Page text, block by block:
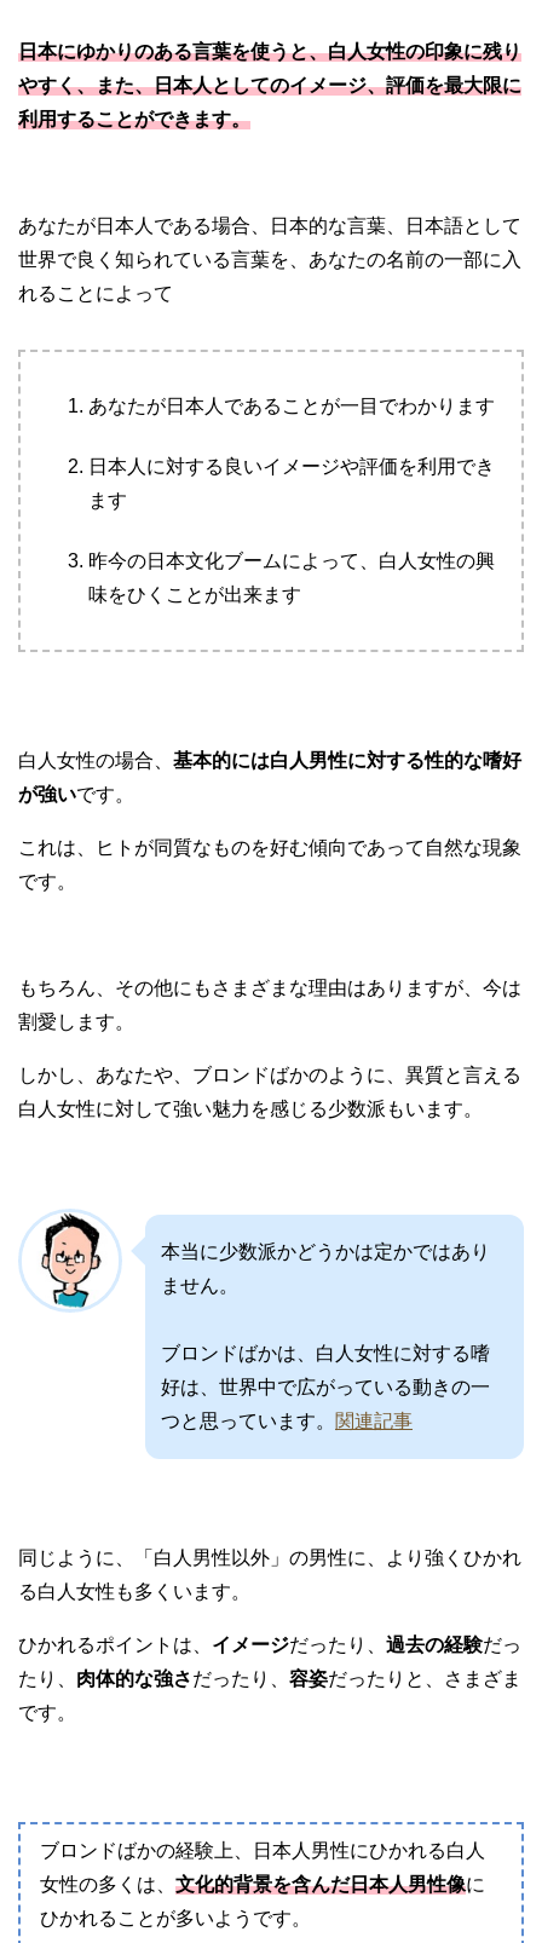
日本にゆかりのある言葉を使うと、白人女性の印象に残り
やすく、また、日本人としてのイメージ、評価を最大限に
利用することができます。
あなたが日本人である場合、日本的な言葉、日本語として
世界で良く知られている言葉を、あなたの名前の一部に入
れることによって
あなたが日本人であることが一目でわかります
日本人に対する良いイメージや評価を利用でき
ます
昨今の日本文化ブームによって、白人女性の興
味をひくことが出来ます
白人女性の場合、 基本的には白人男性に対する性的な嗜好
が強いです。
これは、ヒトが同質なものを好む傾向であって自然な現象
です。
もちろん、その他にもさまざまな理由はありますが、今は
割愛します。
しかし、あなたや、ブロンドばかのように、異質と言える
白人女性に対して強い魅力を感じる少数派もいます。
本当に少数派かどうかは定かではあり
ません。
ブロンドばかは、白人女性に対する嗜
好は、世界中で広がっている動きの一
つと思っています。 関連記事
同じように、「白人男性以外」の男性に、より強くひかれ
る白人女性も多くいます。
ひかれるポイントは、 イメージだったり、 過去の経験だっ
たり、 肉体的な強さだったり、 容姿だったりと、さまざま
です。
ブロンドばかの経験上、日本人男性にひかれる白人
女性の多くは、 文化的背景を含んだ日本人男性像に
ひかれることが多いようです。